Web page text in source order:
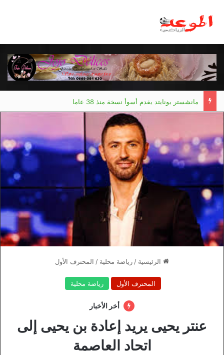
مانشستر يونايتد يقدم أسوأ نسخة منذ 38 عاما
الرئيسية / رياضة محلية / المحترف الأول
المحترف الأول رياضة محلية
أخر الأخبار
عنتر يحيى يريد إعادة بن يحيى إلى
اتحاد العاصمة